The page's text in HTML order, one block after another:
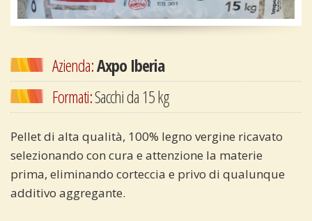
Azienda:Axpo Iberia
Formati:Sacchi da 15 kg
Pellet di alta qualità, 100% legno vergine ricavato
selezionando con cura e attenzione la materie
prima, eliminando corteccia e privo di qualunque
additivo aggregante.